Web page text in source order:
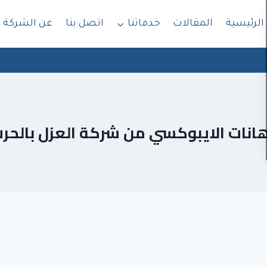
الرئيسية المقالات خدماتنا اتصل بنا عن الشركة
الايبوكسي من شركة العزل